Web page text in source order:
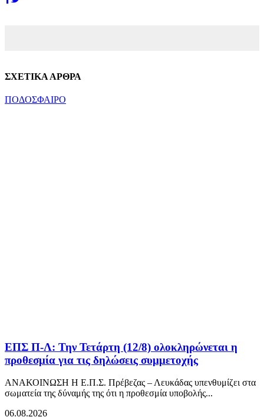
ΣΧΕΤΙΚΑ ΑΡΘΡΑ
ΠΟΔΟΣΦΑΙΡΟ
ΕΠΣ Π-Λ: Την Τετάρτη (12/8) ολοκληρώνεται η
προθεσμία για τις δηλώσεις συμμετοχής
ΑΝΑΚΟΙΝΩΣΗ Η Ε.Π.Σ. Πρέβεζας – Λευκάδας υπενθυμίζει στα
σωματεία της δύναμής της ότι η προθεσμία υποβολής...
06.08.2026